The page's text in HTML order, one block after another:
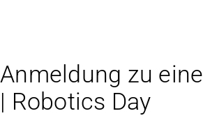
Anmeldung zu
| Robotics Day